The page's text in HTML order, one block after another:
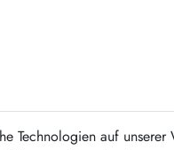
Technologien auf unserer